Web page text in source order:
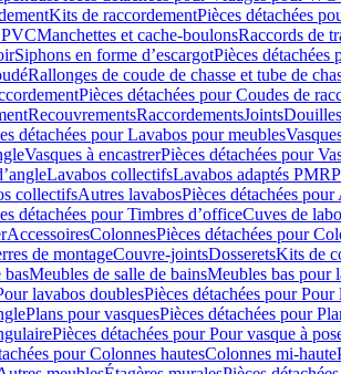
Kits de raccordementPièces détachées
PVCManchettes et cache-boulonsRaccords de
Siphons en forme d’escargotPièces détachées
Rallonges de coude de chasse et tube de
Pièces détachées pour Coudes de
RecouvrementsRaccordementsJoints
détachées pour Lavabos pour meubles
Vasques à encastrerPièces détachées pour
Lavabos collectifsLavabos adaptés PMR
collectifsAutres lavabosPièces détachées
détachées pour Timbres dʼofficeCuves de
AccessoiresColonnesPièces détachées pour
de montageCouvre-jointsDosseretsKits de
basMeubles de salle de bainsMeubles bas pour
lavabos doublesPièces détachées pour
Plans pour vasquesPièces détachées pour
Pièces détachées pour Pour vasque à
pour Colonnes hautesColonnes mi-haute